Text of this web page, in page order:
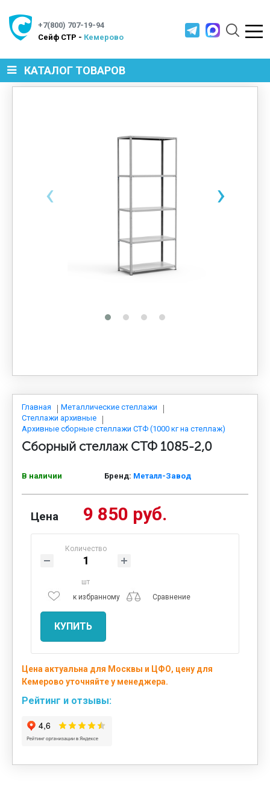
+7(800) 707-19-94
Cейф СТР - Кемерово
КАТАЛОГ ТОВАРОВ
МЕТАЛЛИЧЕСКАЯ МЕБЕЛЬ
МЕТАЛЛИЧЕСКИЕ СТЕЛЛАЖИ
ПРОИЗВОДСТВЕННАЯ МЕБЕЛЬ
МЕДИЦИНСКАЯ МЕБЕЛЬ
СИСТЕМЫ ХРАНЕНИЯ
МЕБЕЛЬ ДЛЯ ДОМА
МЕБЕЛЬ ДЛЯ СТОЛОВЫХ
‹ ›
Главная
Металлические стеллажи
Стеллажи архивные
Архивные сборные стеллажи СТФ (1000 кг на стеллаж)
Сборный стеллаж СТФ 1085-2,0
В наличии Бренд: Металл-Завод
Цена 9 850 руб.
Количество
шт
к избранному
Сравнение
КУПИТЬ
Цена актуальна для Москвы и ЦФО, цену для
Кемерово уточняйте у менеджера.
Рейтинг и отзывы: